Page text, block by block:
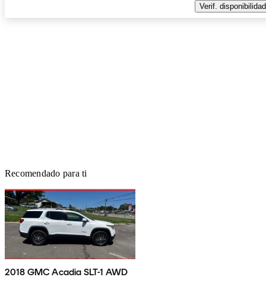
Verif. disponibilidad
Recomendado para ti
2018 GMC Acadia SLT-1 AWD